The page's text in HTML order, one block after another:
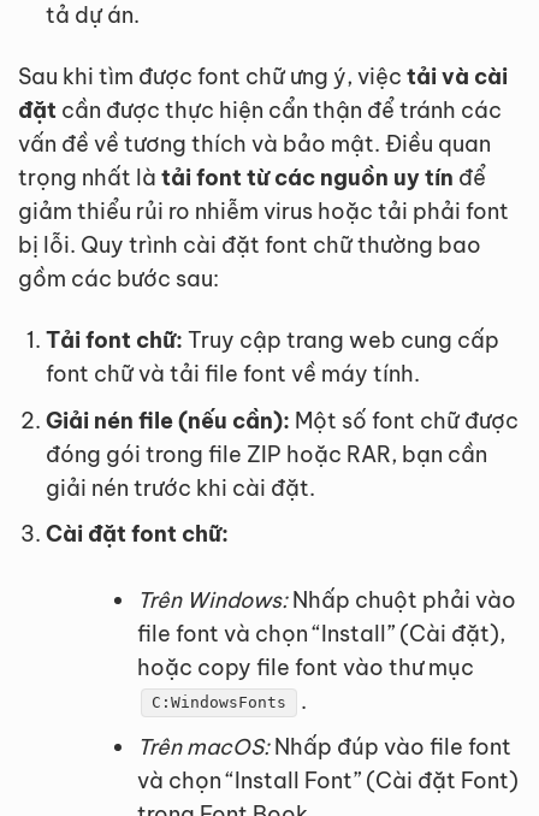
tả dự án.
Sau khi tìm được font chữ ưng ý, việc tải và cài
đặt cần được thực hiện cẩn thận để tránh các
vấn đề về tương thích và bảo mật. Điều quan
trọng nhất là tải font từ các nguồn uy tín để
giảm thiểu rủi ro nhiễm virus hoặc tải phải font
bị lỗi. Quy trình cài đặt font chữ thường bao
gồm các bước sau:
Tải font chữ: Truy cập trang web cung cấp
font chữ và tải file font về máy tính.
Giải nén file (nếu cần): Một số font chữ được
đóng gói trong file ZIP hoặc RAR, bạn cần
giải nén trước khi cài đặt.
Cài đặt font chữ:
Trên Windows:Nhấp chuột phải vào
file font và chọn “Install” (Cài đặt),
hoặc copy file font vào thư mục
C:WindowsFonts
.
Trên macOS:Nhấp đúp vào file font
và chọn “Install Font” (Cài đặt Font)